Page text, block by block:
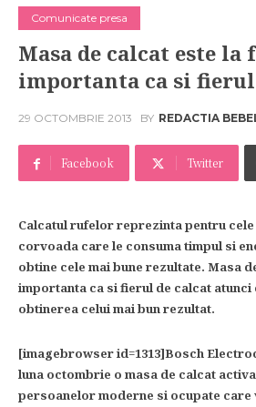
Comunicate presa
Masa de calcat este la
importanta ca si fierul
29 OCTOMBRIE 2013 BY REDACTIA
Facebook Twitter
Calcatul rufelor reprezinta pentru cele
corvoada care le consuma timpul si
obtine cele mai bune rezultate. Masa
importanta ca si fierul de calcat atunci
obtinerea celui mai bun rezultat.
[imagebrowser id=1313]Bosch
luna octombrie o masa de calcat
persoanelor moderne si ocupate